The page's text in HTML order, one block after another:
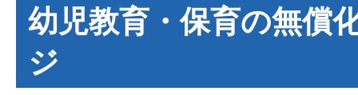
幼児教育・保育の無償
ジ